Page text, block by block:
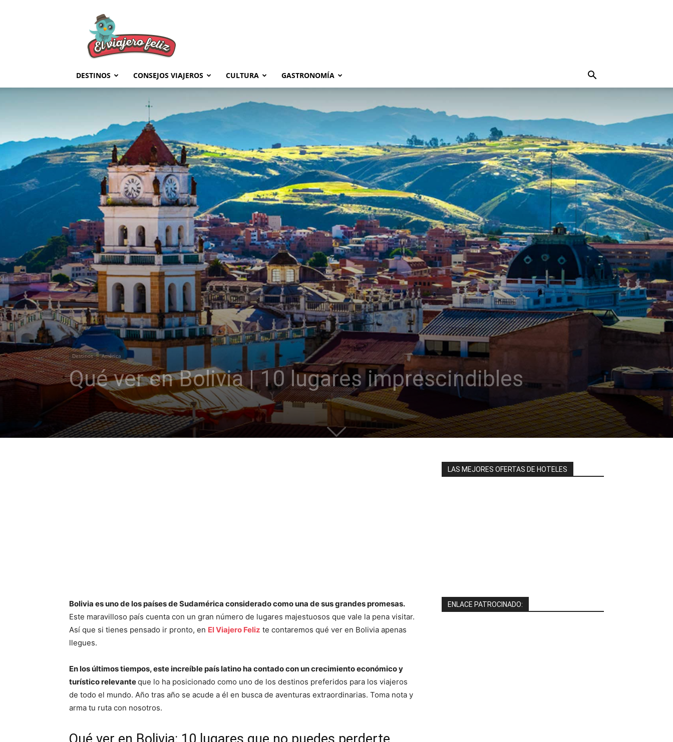
Feliz
DESTINOS CONSEJOS VIAJEROS CULTURA GASTRONOMÍA
Destinos América
Qué ver en Bolivia | 10 lugares imprescindibles
Bolivia es uno de los países de Sudamérica considerado como una de sus grandes promesas.
Este maravilloso país cuenta con un gran número de lugares majestuosos que vale la pena visitar.
Así que si tienes pensado ir pronto, en El Viajero Feliz te contaremos qué ver en Bolivia apenas
llegues.
En los últimos tiempos, este increíble país latino ha contado con un crecimiento económico y
turístico relevanteque lo ha posicionado como uno de los destinos preferidos para los viajeros
de todo el mundo. Año tras año se acude a él en busca de aventuras extraordinarias. Toma nota y
arma tu ruta con nosotros.
LAS MEJORES OFERTAS DE HOTELES
ENLACE PATROCINADO: